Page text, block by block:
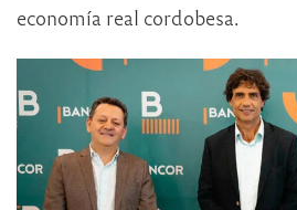
economía real cordobesa.